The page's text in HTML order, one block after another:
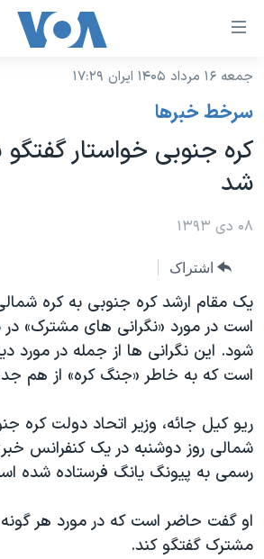
لینکهای
دسترسی
جهش
محتوای
اصلی
به
اصلی
جهش
به
جستجو
نسخه سبک وب‌سایت
موضوع ها
ایران
آمریکا
جهان
گزیده‌ها
ویژه برنامه‌ها
فرهنگ و زندگی
حقوق شهروندی
اقتصادی
علم و فناوری
اسرائیل در جنگ
برنامه های تلویزیونی
جدول برنامه ها
صفحه‌های ویژه
عملیات خشم حماسی
۲۵۰سالگی آمریکا
بایگانی برنامه‌های تلویزیونی
مستندها
انتخابات ریاست جمهوری آمریکا ۲۰۲۴
حمله جمهوری اسلامی به اسرائیل
رمز مهسا
ورزش زنان در ایران
فرکانس‌های صدای آمریکا
پخش رادیویی
یادگیری زبان انگلیسی
دنبال کنید
زبانهای مختلف
جمعه ۱۶ مرداد ۱۴۰۵ ایران ۱۷:۲۹
سرخط خبرها
کره جنوبی خواستار گفتگو
شد
۰۸ دی ۱۳۹۳
اشتراک
یک مقام ارشد کره جنوبی به کره
است در مورد «نگرانی های مشترک»
شود. این نگرانی ها از جمله در مورد
است که به خاطر «جنگ کره» از هم
ریو کیل جائه، وزیر اتحاد دولت کره
شمالی روز دوشنبه در یک کنفرانس
رسمی به پیونگ یانگ فرستاده شده
او گفت حاضر است که در مورد هر
مشترک گفتگو کند.